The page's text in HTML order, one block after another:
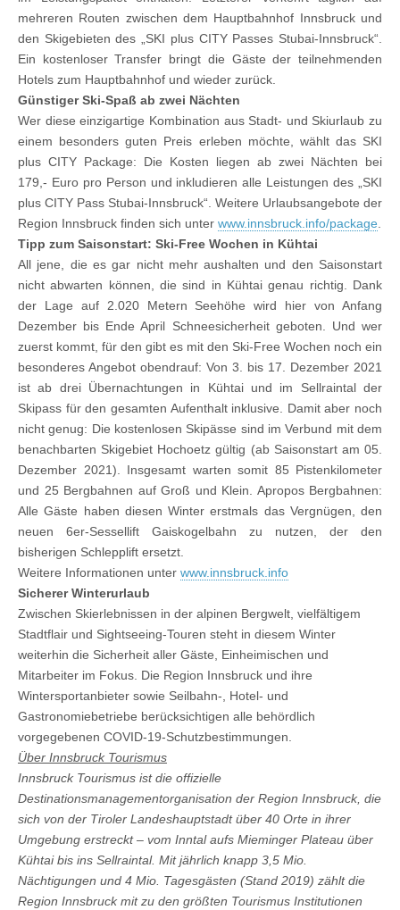
mehreren Routen zwischen dem Hauptbahnhof Innsbruck und
den Skigebieten des „SKI plus CITY Passes Stubai-Innsbruck“.
Ein kostenloser Transfer bringt die Gäste der teilnehmenden
Hotels zum Hauptbahnhof und wieder zurück.
Günstiger Ski-Spaß ab zwei Nächten
Wer diese einzigartige Kombination aus Stadt- und Skiurlaub zu
einem besonders guten Preis erleben möchte, wählt das SKI
plus CITY Package: Die Kosten liegen ab zwei Nächten bei
179,- Euro pro Person und inkludieren alle Leistungen des „SKI
plus CITY Pass Stubai-Innsbruck“. Weitere Urlaubsangebote der
Region Innsbruck finden sich unter www.innsbruck.info/package.
Tipp zum Saisonstart: Ski-Free Wochen in Kühtai
All jene, die es gar nicht mehr aushalten und den Saisonstart
nicht abwarten können, die sind in Kühtai genau richtig. Dank
der Lage auf 2.020 Metern Seehöhe wird hier von Anfang
Dezember bis Ende April Schneesicherheit geboten. Und wer
zuerst kommt, für den gibt es mit den Ski-Free Wochen noch ein
besonderes Angebot obendrauf: Von 3. bis 17. Dezember 2021
ist ab drei Übernachtungen in Kühtai und im Sellraintal der
Skipass für den gesamten Aufenthalt inklusive. Damit aber noch
nicht genug: Die kostenlosen Skipässe sind im Verbund mit dem
benachbarten Skigebiet Hochoetz gültig (ab Saisonstart am 05.
Dezember 2021). Insgesamt warten somit 85 Pistenkilometer
und 25 Bergbahnen auf Groß und Klein. Apropos Bergbahnen:
Alle Gäste haben diesen Winter erstmals das Vergnügen, den
neuen 6er-Sessellift Gaiskogelbahn zu nutzen, der den
bisherigen Schlepplift ersetzt.
Weitere Informationen unter www.innsbruck.info
Sicherer Winterurlaub
Zwischen Skierlebnissen in der alpinen Bergwelt, vielfältigem
Stadtflair und Sightseeing-Touren steht in diesem Winter
weiterhin die Sicherheit aller Gäste, Einheimischen und
Mitarbeiter im Fokus. Die Region Innsbruck und ihre
Wintersportanbieter sowie Seilbahn-, Hotel- und
Gastronomiebetriebe berücksichtigen alle behördlich
vorgegebenen COVID-19-Schutzbestimmungen.
Über Innsbruck Tourismus
Innsbruck Tourismus ist die offizielle
Destinationsmanagementorganisation der Region Innsbruck, die
sich von der Tiroler Landeshauptstadt über 40 Orte in ihrer
Umgebung erstreckt – vom Inntal aufs Mieminger Plateau über
Kühtai bis ins Sellraintal. Mit jährlich knapp 3,5 Mio.
Nächtigungen und 4 Mio. Tagesgästen (Stand 2019) zählt die
Region Innsbruck mit zu den größten Tourismus Institutionen